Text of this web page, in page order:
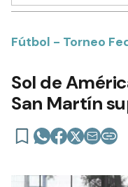
Fútbol - Torneo
Sol de
San Martín